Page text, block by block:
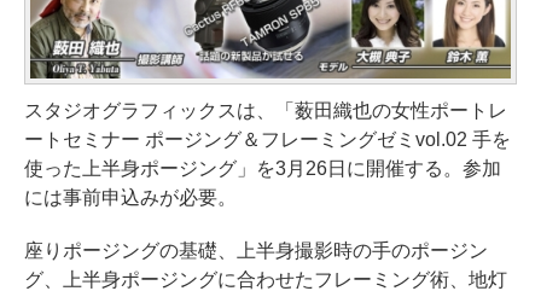
スタジオグラフィックスは、「薮田織也の女性ポートレ
ートセミナー ポージング＆フレーミングゼミvol.02 手を
使った上半身ポージング」を3月26日に開催する。参加
には事前申込みが必要。
座りポージングの基礎、上半身撮影時の手のポージン
グ、上半身ポージングに合わせたフレーミング術、地灯